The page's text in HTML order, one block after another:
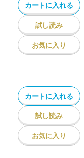
カートに入れる
試し読み
お気に入り
カートに入れる
試し読み
お気に入り